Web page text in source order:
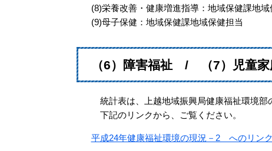
(8)栄養改善・健康増進指導：地域保健課地域
(9)母子保健：地域保健課地域保健担当
（6）障害福祉 / （7）児童
統計表は、上越地域振興局健康福祉環境部
下記のリンクから、ご覧ください。
平成24年健康福祉環境の現況－2 へのリンク